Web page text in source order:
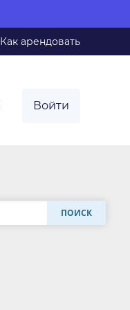
Как арендовать
Войти
ПОИСК